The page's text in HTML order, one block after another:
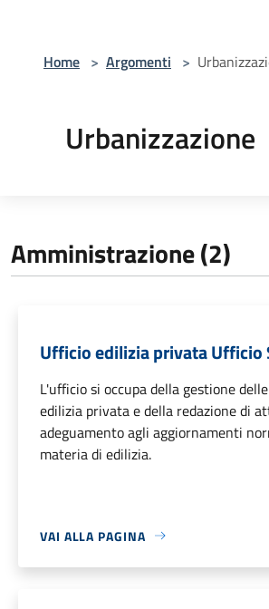
Home > Argomenti >
Urbanizzazione
Amministrazione (2)
Ufficio edilizia privata Ufficio
L'ufficio si occupa della gestione
edilizia privata e della redazione di
adeguamento agli aggiornamenti
materia di edilizia.
VAI ALLA PAGINA